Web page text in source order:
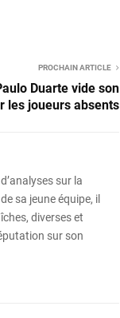
PROCHAIN ARTICLE
Duarte vide son
les joueurs absents
sur la
sa jeune équipe, il
diverses et
sur son